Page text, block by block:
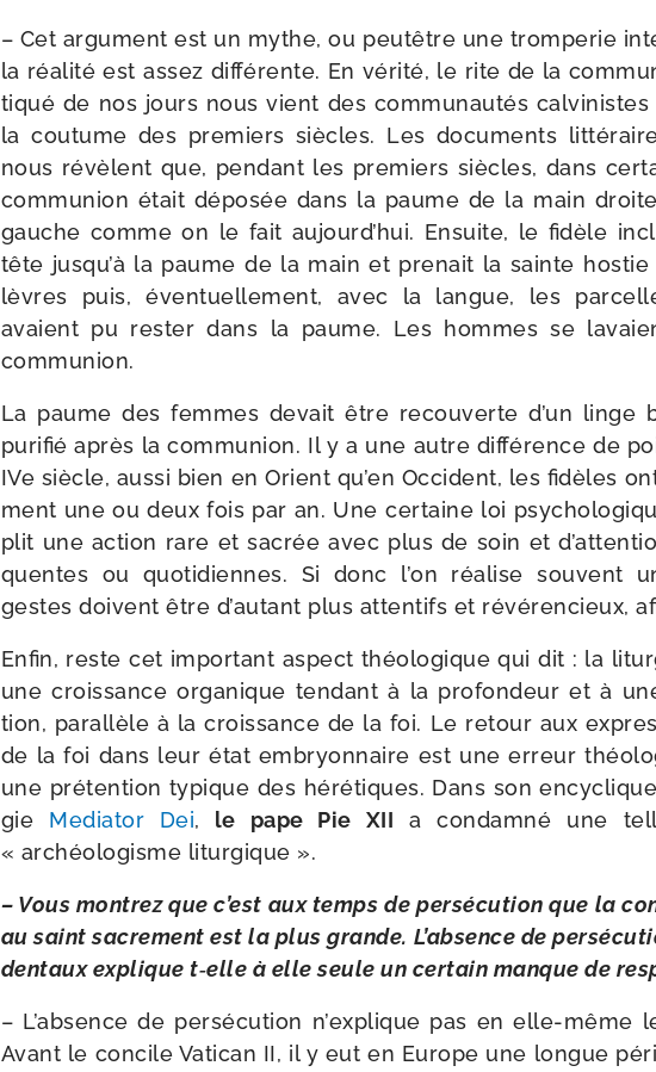
– Cet argu­ment est un mythe, ou peu­têtre une trom­pe­rie
la réa­li­té est assez dif­fé­rente. En véri­té, le rite de la
ti­qué de nos jours nous vient des com­mu­nau­tés cal­vi­nistes
la cou­tume des pre­miers siècles. Les docu­ments
nous révèlent que, pen­dant les pre­miers siècles, dans
com­mu­nion était dépo­sée dans la paume de la main
gauche comme on le fait aujourd’­hui. Ensuite, le fidèle
tête jus­qu’à la paume de la main et pre­nait la sainte
lèvres puis, éven­tuel­le­ment, avec la langue, les
avaient pu res­ter dans la paume. Les hommes se
communion.
La paume des femmes devait être recou­verte d’un linge
puri­fié après la com­mu­nion. Il y a une autre dif­fé­rence de
IVe siècle, aus­si bien en Orient qu’en Occident, les fidèles
ment une ou deux fois par an. Une cer­taine loi
plit une action rare et sacrée avec plus de soin et
quentes ou quo­ti­diennes. Si donc l’on réa­lise sou­vent
gestes doivent être d’au­tant plus atten­tifs et révé­ren­cieux,
Enfin, reste cet impor­tant aspect théo­lo­gique qui dit : la
une crois­sance orga­nique ten­dant à la pro­fon­deur et à
tion, paral­lèle à la crois­sance de la foi. Le retour aux
de la foi dans leur état embryon­naire est une erreur
une pré­ten­tion typique des héré­tiques. Dans son
gie Mediator Dei, le pape Pie XII a condam­né une
« archéo­lo­gisme liturgique ».
– Vous mon­trez que c’est aux temps de per­sé­cu­tion que la
au saint sacre­ment est la plus grande. L’absence de
den­taux explique t‑elle à elle seule un cer­tain manque de
– L’absence de per­sé­cu­tion n’ex­plique pas en elle-​même
Avant le concile Vatican II, il y eut en Europe une longue